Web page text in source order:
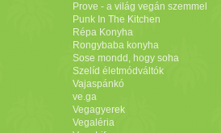
Prove - a világ vegán szemmel
Punk In The Kitchen
Répa Konyha
Rongybaba konyha
Sose mondd, hogy soha
Szelíd életmódváltók
Vajaspánkó
ve.ga
Vegagyerek
Vegaléria